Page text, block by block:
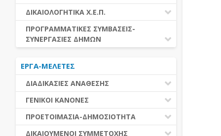
ΕΚΤΕΛΕΣΗ ΥΠΗΡΕΣΙΩΝ
ΕΚΤΕΛΕΣΗ ΠΡΟΜΗΘΕΙΩΝ
ΕΑΑΔΗΣΥ
ΕΑΔΗΣΥ
ΕΛ.ΣΥΝΕΔΡΙΟ
ΕΣΗΔΗΣ
ΔΙΚΑΙΟΛΟΓΗΤΙΚΑ Χ.Ε.Π.
ΔΙΚΑΙΟΛΟΓΗΤΙΚΑ Χ.Ε.Π.
ΠΡΟΓΡΑΜΜΑΤΙΚΕΣ ΣΥΜΒΑΣΕΙΣ-
ΣΥΝΕΡΓΑΣΙΕΣ ΔΗΜΩΝ
ΔΙΕΘΝΕΣ ΚΑΙ ΕΥΡΩΠΑΙΚΟ ΕΠΙΠΕΔΟ
ΠΡΟΓΡΑΜΜΑΤΙΚΕΣ ΣΥΜΒΑΣΕΙΣ
ΕΡΓΑ-ΜΕΛΕΤΕΣ
ΔΙΑΔΙΚΑΣΙΕΣ ΑΝΑΘΕΣΗΣ
ΔΙΑΔΙΚΑΣΙΕΣ ΑΝΑΘΕΣΗΣ
ΣΥΓΚΕΝΤΡΩΤΙΚΕΣ ΔΙΑΔΙΚΑΣΙΕΣ
ΑΝΑΘΕΣΗΣ
ΠΙΝΑΚΕΣ ΔΗΜΟΣΝΕΤ
ΓΕΝΙΚΟΙ ΚΑΝΟΝΕΣ
ΠΕΔΙΟ ΕΦΑΡΜΟΓΗΣ-ΕΝΑΡΞΗ ΙΣΧΥΟΣ
ΗΛΕΚΤΡΟΝΙΚΑ ΜΕΣΑ
ΠΡΟΕΤΟΙΜΑΣΙΑ-ΔΗΜΟΣΙΟΤΗΤΑ
ΓΝΩΜΟΔΟΤΙΚΑ ΟΡΓΑΝΑ-ΕΠΙΤΡΟΠΕΣ
ΔΙΚΑΙΟΥΜΕΝΟΙ ΣΥΜΜΕΤΟΧΗΣ